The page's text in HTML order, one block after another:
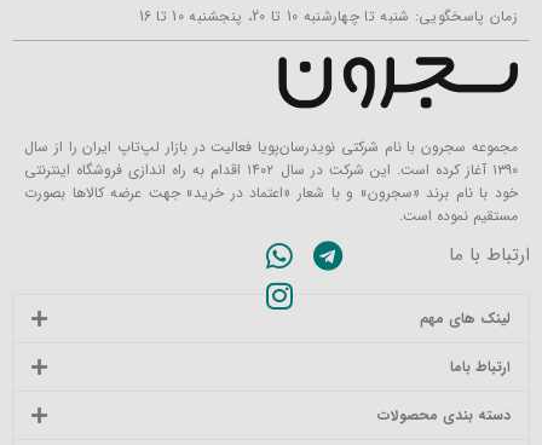
زمان پاسخگویی: شنبه تا چهارشنبه 10 تا 20، پنجشنبه 10 تا 16
مجموعه سجرون با نام شرکتی نویدرسان‌پویا فعالیت در بازار لپ‌تاپ ایران را از سال
۱۳۹۰ آغاز کرده است. این شرکت در سال ۱۴۰۲ اقدام به راه اندازی فروشگاه اینترنتی
خود با نام برند «سجرون» و با شعار «اعتماد در خرید» جهت عرضه کالاها بصورت
مستقیم نموده است.
ارتباط با ما
لینک های مهم
ارتباط باما
دسته بندی محصولات